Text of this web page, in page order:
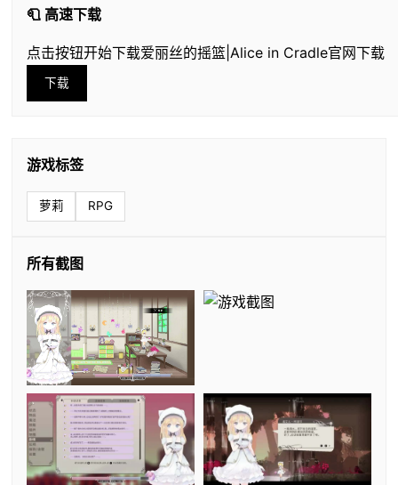
🧻 高速下载
点击按钮开始下载爱丽丝的摇篮|Alice in Cradle官网下载
下载
游戏标签
萝莉 RPG
所有截图